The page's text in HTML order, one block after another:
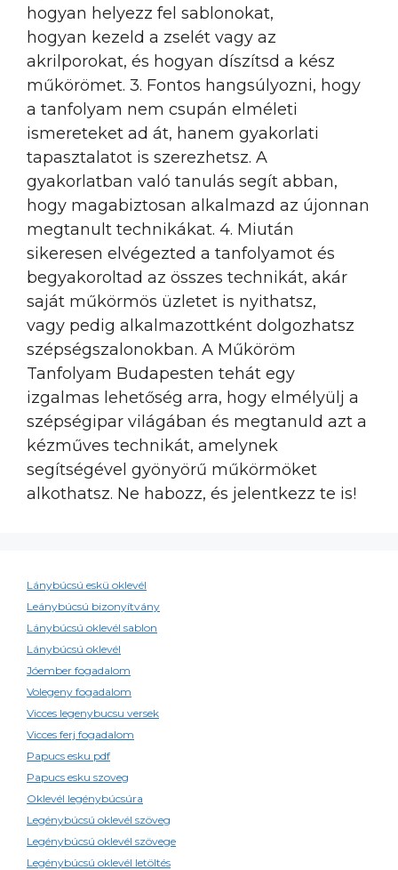
hogyan helyezz fel sablonokat,
hogyan kezeld a zselét vagy az
akrilporokat, és hogyan díszítsd a kész
műkörömet. 3. Fontos hangsúlyozni, hogy
a tanfolyam nem csupán elméleti
ismereteket ad át, hanem gyakorlati
tapasztalatot is szerezhetsz. A
gyakorlatban való tanulás segít abban,
hogy magabiztosan alkalmazd az újonnan
megtanult technikákat. 4. Miután
sikeresen elvégezted a tanfolyamot és
begyakoroltad az összes technikát, akár
saját műkörmös üzletet is nyithatsz,
vagy pedig alkalmazottként dolgozhatsz
szépségszalonokban. A Műköröm
Tanfolyam Budapesten tehát egy
izgalmas lehetőség arra, hogy elmélyülj a
szépségipar világában és megtanuld azt a
kézműves technikát, amelynek
segítségével gyönyörű műkörmöket
alkothatsz. Ne habozz, és jelentkezz te is!
Lánybúcsú eskü oklevél
Leánybúcsú bizonyítvány
Lánybúcsú oklevél sablon
Lánybúcsú oklevél
Jóember fogadalom
Volegeny fogadalom
Vicces legenybucsu versek
Vicces ferj fogadalom
Papucs esku pdf
Papucs esku szoveg
Oklevél legénybúcsúra
Legénybúcsú oklevél szöveg
Legénybúcsú oklevél szövege
Legénybúcsú oklevél letöltés